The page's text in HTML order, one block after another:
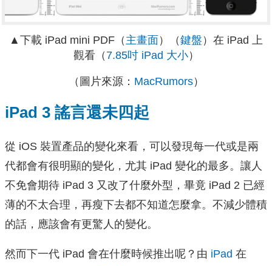
▲下載 iPad mini PDF（ 主畫面 ）（鍵盤 ）在 iPad 上
觀看（ 7.85吋 iPad 大小）
（圖片來源： MacRumors）
iPad 3 謠言還未四起
從 iOS 裝置產品的變化來看，可以發現每一代或是兩
代都會有很明顯的變化，尤其 iPad 變化的最多。讓人
不免會期待 iPad 3 又改了什麼外型，畢竟 iPad 2 已經
薄的不太合理，再瘦下去都不知道怎麼拿。不減少體積
的話，應該會有更驚人的變化。
然而下一代 iPad 會在什麼時候推出呢？由 iPad 在